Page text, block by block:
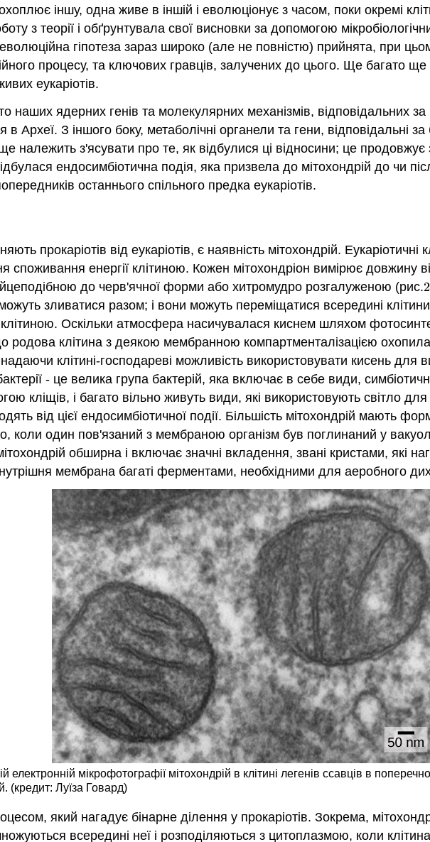
іншу, одна живе в іншій і еволюціонує з часом, поки окремі
з теорії і обґрунтувала свої висновки за допомогою
гіпотеза зараз широко (але не повністю) прийнята, при
процесу, та ключових гравців, залучених до цього. Ще багато
еукаріотів.
наших ядерних генів та молекулярних механізмів, відповідальних
Археї. З іншого боку, метаболічні органели та гени, відповідальні
належить з'ясувати про те, як відбулися ці відносини; це
ендосимбіотична подія, яка призвела до мітохондрій до чи
останнього спільного предка еукаріотів.
прокаріотів від еукаріотів, є наявність мітохондрій. Еукаріотичні
споживання енергії клітиною. Кожен мітохондріон вимірює довжину
до черв'ячної форми або хитромудро розгалуженою (рис.
зливатися разом; і вони можуть переміщатися всередині
Оскільки атмосфера насичувалася киснем шляхом
родова клітина з деякою мембранною компартменталізацією
клітині-господареві можливість використовувати кисень для
- це велика група бактерій, яка включає в себе види,
кліщів, і багато вільно живуть види, які використовують світло для
від цієї ендосимбіотичної події. Більшість мітохондрій мають
коли один пов'язаний з мембраною організм був поглинаний у
обширна і включає значні вкладення, звані кристами, які
мембрана багаті ферментами, необхідними для аеробного
електронній мікрофотографії мітохондрій в клітині легенів ссавців в
(кредит: Луїза Говард)
який нагадує бінарне ділення у прокаріотів. Зокрема,
всередині неї і розподіляються з цитоплазмою, коли